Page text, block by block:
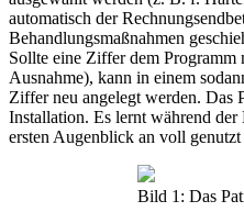
automatisch der
Behandlungsmaßnahmen
Sollte eine Ziffer dem Programm
Ausnahme), kann in einem
Ziffer neu angelegt werden. Das
Installation. Es lernt während
ersten Augenblick an voll genutzt
Bild 1: Das